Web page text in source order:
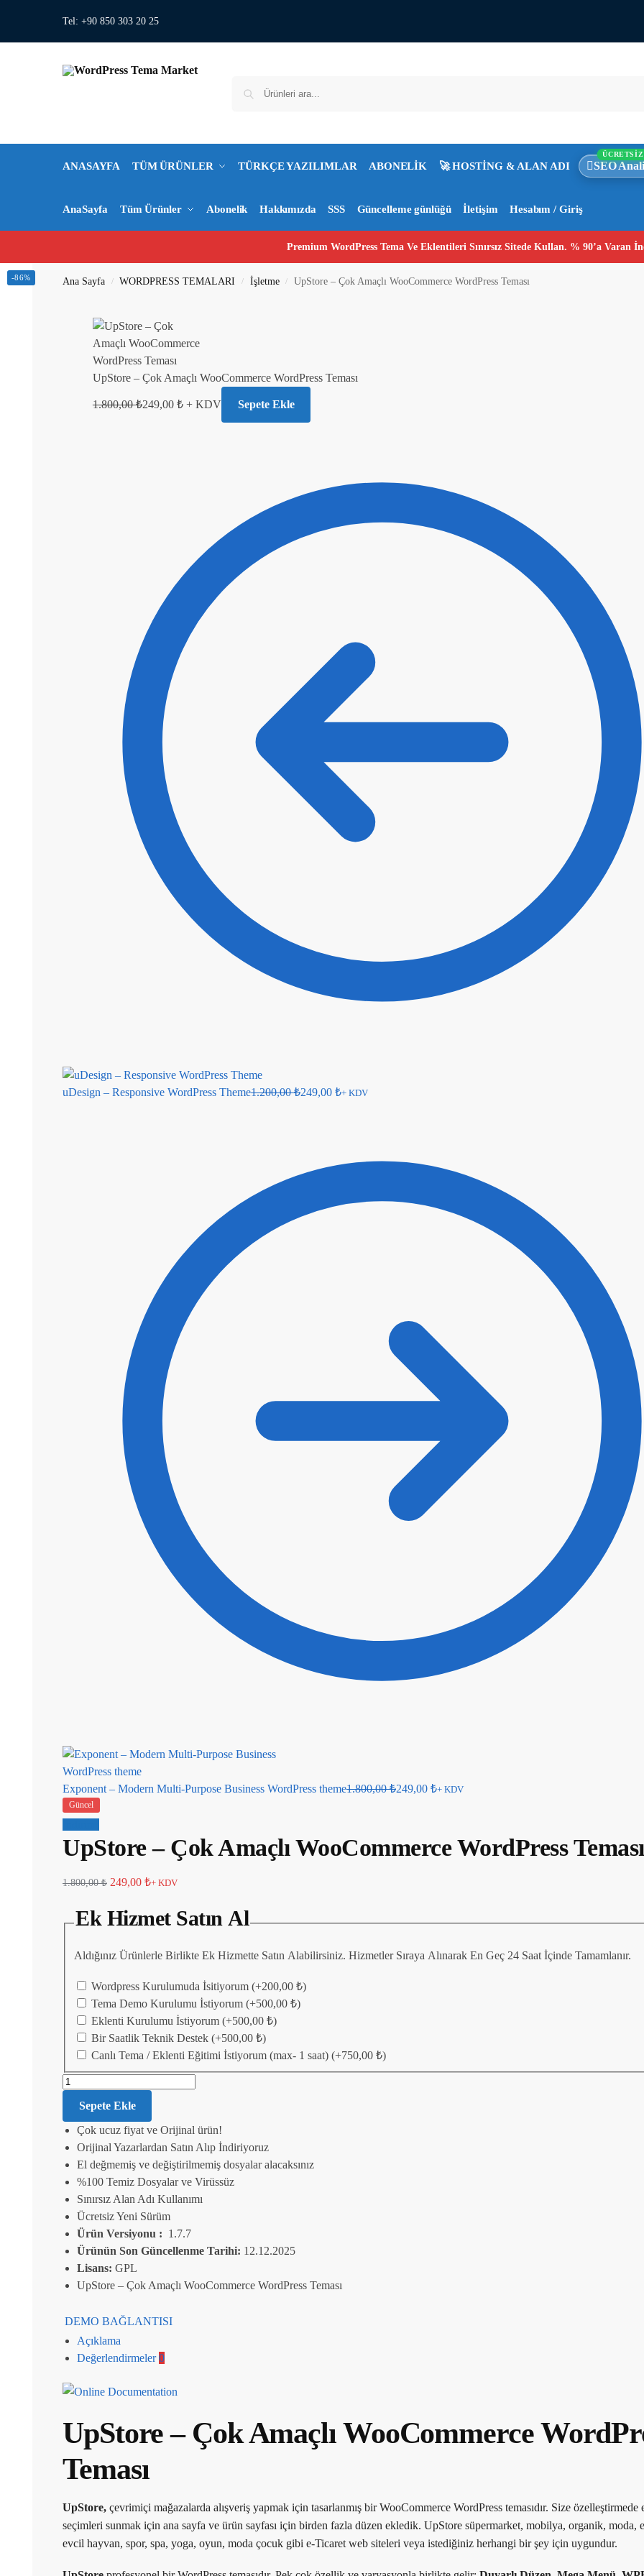
Tel: +90 850 303 20 25
ANASAYFA TÜM ÜRÜNLER TÜRKÇE YAZILIMLAR ABONELİK 🚀 HOSTİNG & ALAN ADI SEO
ÜCRETSİZ
AnaSayfa Tüm Ürünler Abonelik Hakkımızda SSS Güncelleme günlüğü İletişim Hesabım / Giriş
Premium WordPress Tema Ve Eklentileri Sınırsız Sitede Kullan. % 90’a Varan
Ana Sayfa / WORDPRESS TEMALARI / İşletme / UpStore – Çok Amaçlı WooCommerce WordPress Teması
UpStore – Çok Amaçlı WooCommerce WordPress Teması
1.800,00₺249,00 ₺+ KDV Sepete Ekle
uDesign – Responsive WordPress Theme1.200,00₺249,00 ₺+ KDV
Exponent – Modern Multi-Purpose Business WordPress theme1.800,00₺249,00 ₺+ KDV
Güncel
UpStore – Çok Amaçlı WooCommerce WordPress Teması
1.800,00₺ 249,00 ₺+ KDV
-86%
Ek Hizmet Satın Al
Aldığınız Ürünlerle Birlikte Ek Hizmette Satın Alabilirsiniz. Hizmetler Sıraya Alınarak En Geç 24 Saat İçinde Tamamlanır.
Wordpress Kurulumuda İsitiyorum (+200,00 ₺)
Tema Demo Kurulumu İstiyorum (+500,00 ₺)
Eklenti Kurulumu İstiyorum (+500,00 ₺)
Bir Saatlik Teknik Destek (+500,00 ₺)
Canlı Tema / Eklenti Eğitimi İstiyorum (max- 1 saat) (+750,00 ₺)
Sepete Ekle
Çok ucuz fiyat ve Orijinal ürün!
Orijinal Yazarlardan Satın Alıp İndiriyoruz
El değmemiş ve değiştirilmemiş dosyalar alacaksınız
%100 Temiz Dosyalar ve Virüssüz
Sınırsız Alan Adı Kullanımı
Ücretsiz Yeni Sürüm
Ürün Versiyonu : 1.7.7
Ürünün Son Güncellenme Tarihi: 12.12.2025
Lisans: GPL
UpStore – Çok Amaçlı WooCommerce WordPress Teması
DEMO BAĞLANTISI
Açıklama
Değerlendirmeler0
UpStore – Çok Amaçlı WooCommerce
Teması
UpStore, çevrimiçi mağazalarda alışveriş yapmak için tasarlanmış bir WooCommerce WordPress temasıdır. Size özelleştirmede
seçimleri sunmak için ana sayfa ve ürün sayfası için birden fazla düzen ekledik. UpStore süpermarket, mobilya, organik, moda,
evcil hayvan, spor, spa, yoga, oyun, moda çocuk gibi e-Ticaret web siteleri veya istediğiniz herhangi bir şey için uygundur.